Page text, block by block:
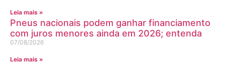
Leia mais »
Pneus nacionais podem ganhar financiamento
com juros menores ainda em 2026; entenda
07/08/2026
Leia mais »